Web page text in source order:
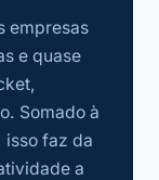
empresas
e quase
Somado à
isso faz da
a